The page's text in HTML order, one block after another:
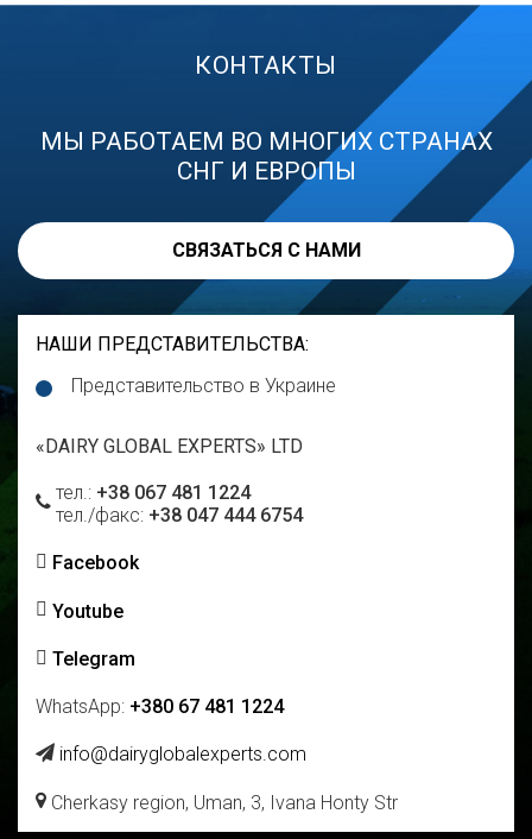
КОНТАКТЫ
МЫ РАБОТАЕМ ВО МНОГИХ СТРАНАХ
СНГ И ЕВРОПЫ
СВЯЗАТЬСЯ С НАМИ
НАШИ ПРЕДСТАВИТЕЛЬСТВА:
Представительство в Украине
«DAIRY GLOBAL EXPERTS» LTD
тел.: +38 067 481 1224
тел./факс: +38 047 444 6754
Facebook
Youtube
Telegram
WhatsApp: +380 67 481 1224
info@dairyglobalexperts.com
Cherkasy region, Uman, 3, Ivana Honty Str